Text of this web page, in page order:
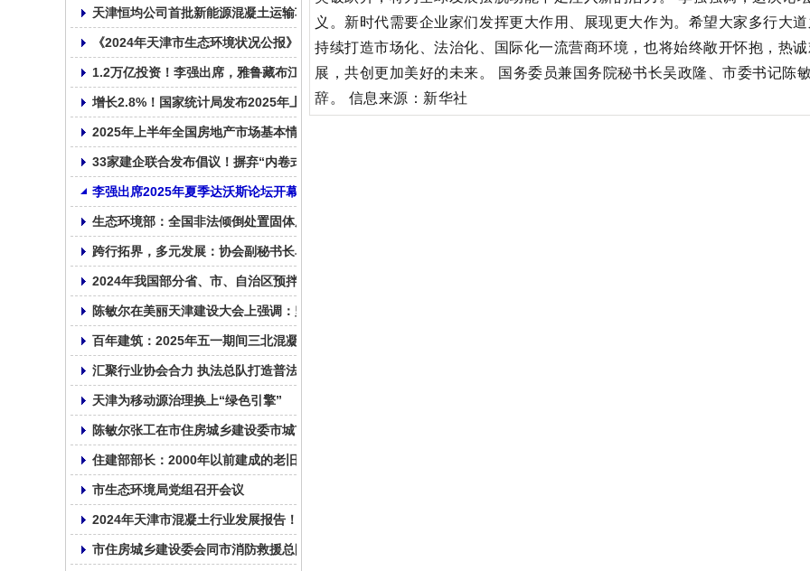
天津恒均公司首批新能源混凝土运输车交付使用!
《2024年天津市生态环境状况公报》发布 亮出生态成绩单
1.2万亿投资！李强出席，雅鲁藏布江下游水电工程正式开工！
增长2.8%！国家统计局发布2025年上半年全国固定资产投资统计数据
2025年上半年全国房地产市场基本情况
33家建企联合发布倡议！摒弃“内卷式”竞争！
李强出席2025年夏季达沃斯论坛开幕式并致辞
生态环境部：全国非法倾倒处置固体废物专项整治行动启动
跨行拓界，多元发展：协会副秘书长单位天津市鼎华百圣混凝土企业进军农业领域获媒体广泛关注！
2024年我国部分省、市、自治区预拌混凝土产量统计表
陈敏尔在美丽天津建设大会上强调：坚持走内涵式发展路子，全面推进美丽天津建设再上新水平
百年建筑：2025年五一期间三北混凝土市场运行情况
汇聚行业协会合力 执法总队打造普法新样本
天津为移动源治理换上“绿色引擎”
陈敏尔张工在市住房城乡建设委市城市管理委调研：以筹备好上合组织峰会为契机，全面提升城市治理现代化水平
住建部部长：2000年以前建成的老旧小区纳入城市更新改造范围
市生态环境局党组召开会议
2024年天津市混凝土行业发展报告！
市住房城乡建设委会同市消防救援总队召开全市住建领域安全生产和消防安全工作会议
义。新时代需要企业家们发挥更大作用、展现更大作为。希望大家多行大
持续打造市场化、法治化、国际化一流营商环境，也将始终敞开怀抱，热
展，共创更加美好的未来。 国务委员兼国务院秘书长吴政隆、市委书记陈
辞。 信息来源：新华社